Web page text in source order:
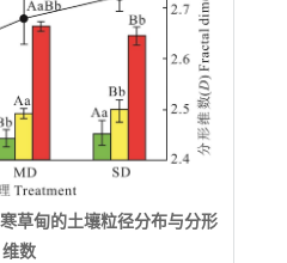
草甸的土壤粒径分布与分形
维数